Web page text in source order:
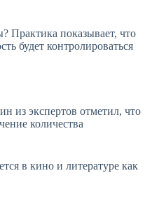
Практика показывает, что
будет контролироваться
из экспертов отметил, что
количества
в кино и литературе как